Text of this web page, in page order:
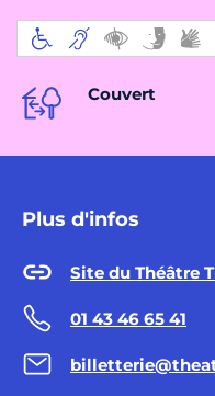
Couvert
Plus d'infos
Site du Théâtre
01 43 46 65 41